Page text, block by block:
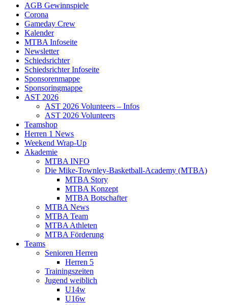
AGB Gewinnspiele
Corona
Gameday Crew
Kalender
MTBA Infoseite
Newsletter
Schiedsrichter
Schiedsrichter Infoseite
Sponsorenmappe
Sponsoringmappe
AST 2026
AST 2026 Volunteers – Infos
AST 2026 Volunteers
Teamshop
Herren 1 News
Weekend Wrap-Up
Akademie
MTBA INFO
Die Mike-Townley-Basketball-Academy (MTBA)
MTBA Story
MTBA Konzept
MTBA Botschafter
MTBA News
MTBA Team
MTBA Athleten
MTBA Förderung
Teams
Senioren Herren
Herren 5
Trainingszeiten
Jugend weiblich
U14w
U16w